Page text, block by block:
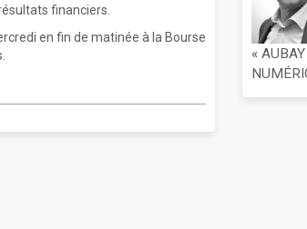
financiers.
en fin de matinée à la Bourse
«